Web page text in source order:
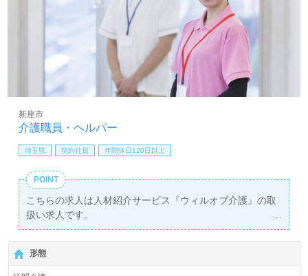
介護職員・ヘルパー
新座市
埼玉県 契約社員 年間休日120日以上
POINT
こちらの求人は人材紹介サービス『ウィルオブ介護』の取
扱い求人です。
詳細に関してお気軽にご相談ください♪
【無料】で皆さんの転職活動をサポートいたします。
形態